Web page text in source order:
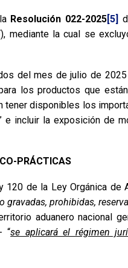
Resolución 022-2025 [5]
mediante la cual se
del mes de julio de
los productos que
tener disponibles los
e incluir la exposición de
PRÁCTICAS
de la Ley Orgánica de
gravadas, prohibidas,
aduanero nacional
“se aplicará el régimen